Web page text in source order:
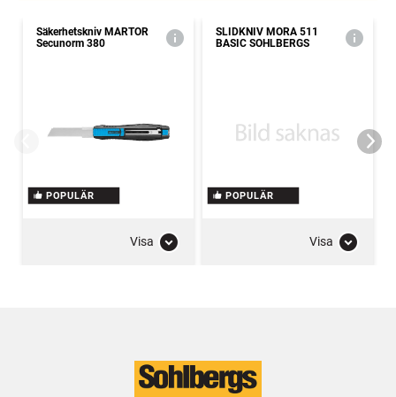
Säkerhetskniv MARTOR
Secunorm 380
POPULÄR
Visa
SLIDKNIV MORA 511
BASIC SOHLBERGS
POPULÄR
Visa